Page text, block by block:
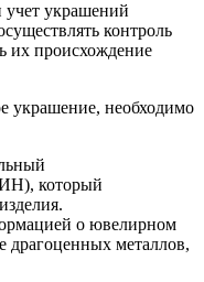
украшений
контроль
их происхождение
украшение, необходимо
который
о ювелирном
драгоценных металлов,